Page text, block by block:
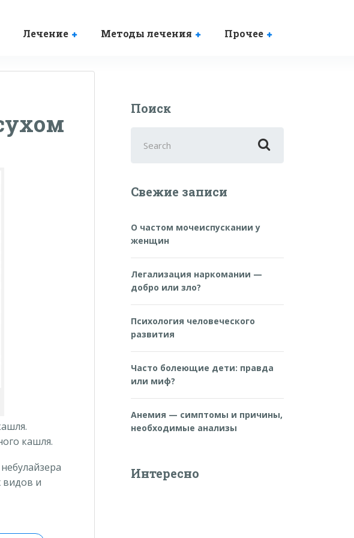
Лечение Методы лечения Прочее
кашля.
видов и
Поиск
for:
Свежие записи
О частом мочеиспускании у
женщин
Легализация наркомании —
добро или зло?
Психология человеческого
развития
Часто болеющие дети: правда
или миф?
Анемия — симптомы и причины,
необходимые анализы
Интересно